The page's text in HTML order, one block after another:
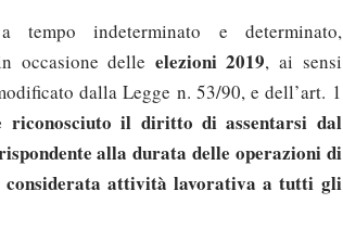
indeterminato e determinato,
occasione delle elezioni 2019, ai sensi
dalla Legge n. 53/90, e dell’art. 1
riconosciuto il diritto di assentarsi dal
alla durata delle operazioni di
considerata attività lavorativa a tutti gli